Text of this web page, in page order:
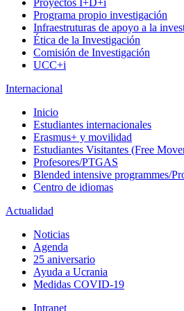
Proyectos I+D+i
Programa propio investigación
Infraestruturas de apoyo a la
Ética de la Investigación
Comisión de Investigación
UCC+i
Internacional
Inicio
Estudiantes internacionales
Erasmus+ y movilidad
Estudiantes Visitantes (Free
Profesores/PTGAS
Blended intensive programmes/
Centro de idiomas
Actualidad
Noticias
Agenda
25 aniversario
Ayuda a Ucrania
Medidas COVID-19
Intranet